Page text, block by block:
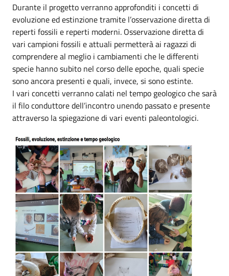
Durante il progetto verranno approfonditi i concetti di
evoluzione ed estinzione tramite l’osservazione diretta di
reperti fossili e reperti moderni. Osservazione diretta di
vari campioni fossili e attuali permetterà ai ragazzi di
comprendere al meglio i cambiamenti che le differenti
specie hanno subito nel corso delle epoche, quali specie
sono ancora presenti e quali, invece, si sono estinte.
I vari concetti verranno calati nel tempo geologico che sarà
il filo conduttore dell’incontro unendo passato e presente
attraverso la spiegazione di vari eventi paleontologici.